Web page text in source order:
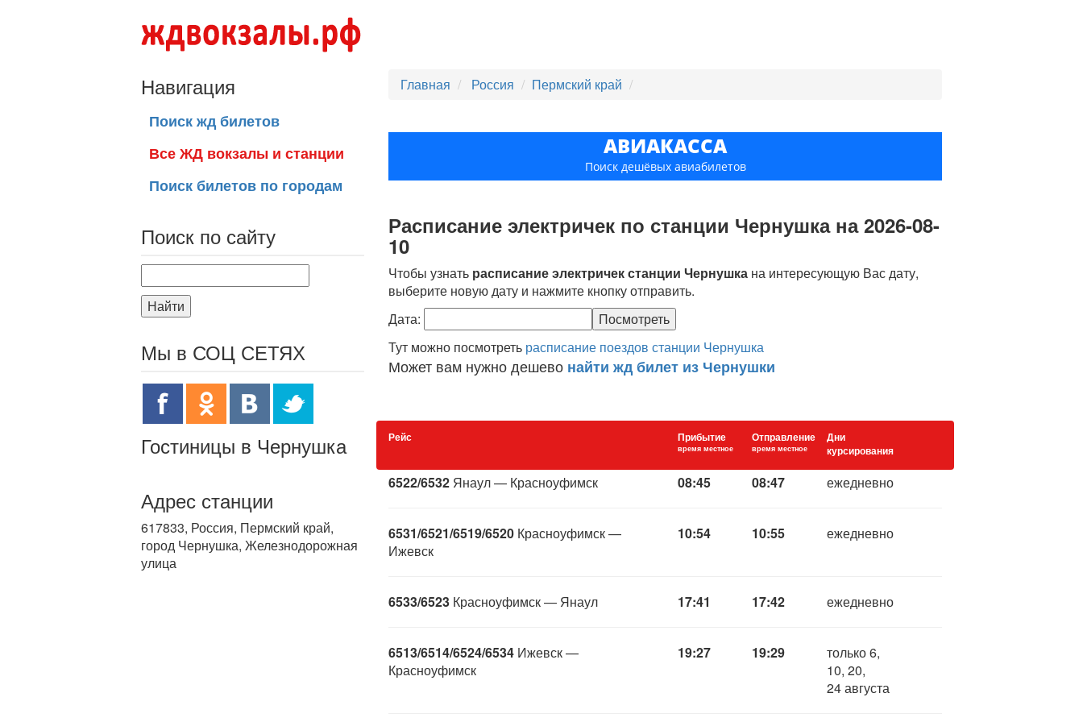
Главная Россия Пермский край
АВИАКАССА
Поиск дешёвых авиабилетов
Расписание электричек по станции Чернушка на 2026-08-
10
Чтобы узнать расписание электричек станции Чернушка на интересующую Вас дату,
выберите новую дату и нажмите кнопку отправить.
Дата:
Тут можно посмотреть расписание поездов станции Чернушка
Может вам нужно дешево найти жд билет из Чернушки
Рейс Прибытие
время местное
Отправление
время местное
Дни
курсирования
6522/6532 Янаул — Красноуфимск 08:45 08:47 ежедневно
6531/6521/6519/6520 Красноуфимск —
Ижевск
10:54 10:55 ежедневно
6533/6523 Красноуфимск — Янаул 17:41 17:42 ежедневно
6513/6514/6524/6534 Ижевск —
Красноуфимск
19:27 19:29
только 6,
10, 20,
24 августа
Навигация
Поиск жд билетов
Все ЖД вокзалы и станции
Поиск билетов по городам
Поиск по сайту
Найти
Мы в СОЦ СЕТЯХ
Гостиницы в Чернушка
Адрес станции
617833, Россия, Пермский край,
город Чернушка, Железнодорожная
улица